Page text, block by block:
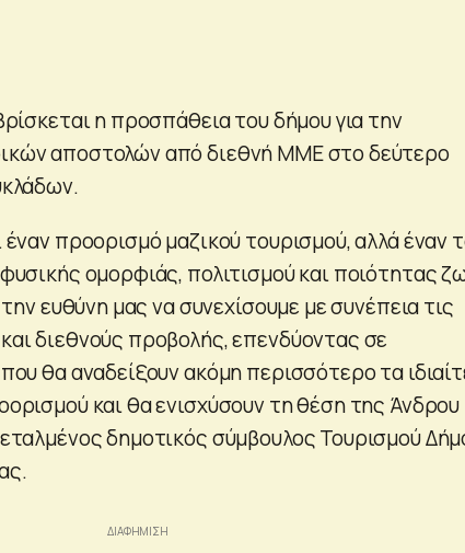
η προσπάθεια του δήμου για την
αποστολών από διεθνή ΜΜΕ στο δεύτερο
προορισμό μαζικού τουρισμού, αλλά έναν
ομορφιάς, πολιτισμού και ποιότητας
ευθύνη μας να συνεχίσουμε με συνέπεια τις
διεθνούς προβολής, επενδύοντας σε
θα αναδείξουν ακόμη περισσότερο τα
και θα ενισχύσουν τη θέση της Άνδρου
δημοτικός σύμβουλος Τουρισμού